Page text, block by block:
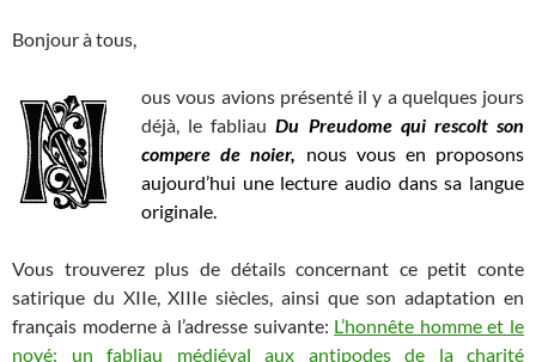
Bonjour à tous,
ous vous avions présenté il y a quelques jours
déjà, le fabliauDu Preudome qui rescolt son
compere de noier, nous vous en proposons
aujourd’hui une lecture audio dans sa langue
originale.
Vous trouverez plus de détails concernant ce petit conte
satirique du XIIe, XIIIe siècles, ainsi que son adaptation en
français moderne à l’adresse suivante: L’honnête homme et le
noyé: un fabliau médiéval aux antipodes de la charité